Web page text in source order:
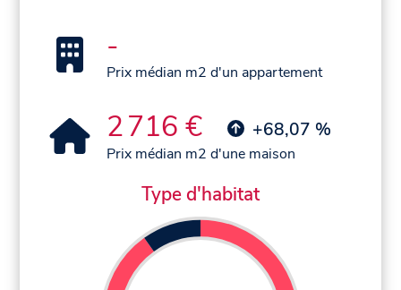
-
Prix médian m2 d'un appartement
2 716 € +68,07 %
Prix médian m2 d'une maison
Type d'habitat